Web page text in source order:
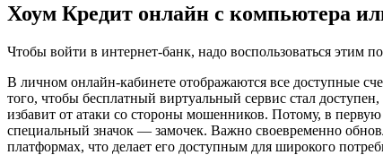
Хоум Кредит онлайн с компьютера
Чтобы войти в интернет-банк, надо воспользоваться этим
В личном онлайн-кабинете отображаются все доступные
того, чтобы бесплатный виртуальный сервис стал
избавит от атаки со стороны мошенников. Потому, в
специальный значок — замочек. Важно своевременно
платформах, что делает его доступным для широкого